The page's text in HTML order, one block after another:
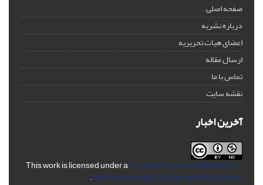
صفحه اصلی
درباره نشریه
اعضای هیات تحریریه
ارسال مقاله
تماس با ما
نقشه سایت
آخرین اخبار
This work is licensed under aCreative Commons Attribution-
NonCommercial 4.0 International License
.